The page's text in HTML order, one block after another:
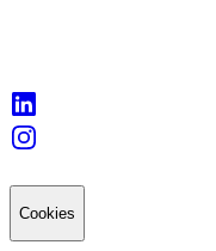
Cookies